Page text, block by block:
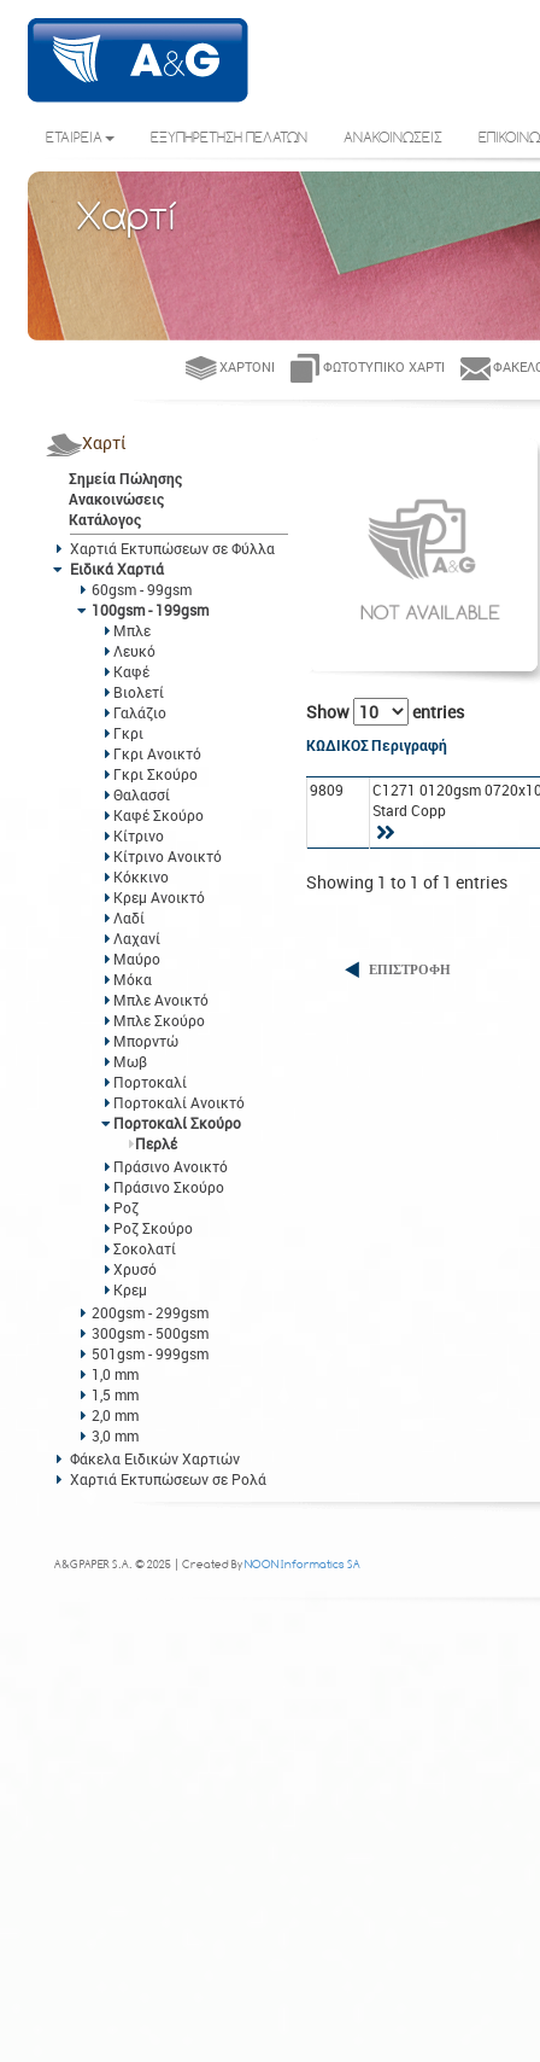
ΕΤΑΙΡΕΙΑ ΕΞΥΠΗΡΕΤΗΣΗ ΠΕΛΑΤΩΝ ΑΝΑΚΟΙΝΩΣΕΙΣ
Χαρτί
ΧΑΡΤΌΝΙ ΦΩΤΟΤΥΠΙΚΌ ΧΑΡΤΊ
Χαρτί
Σημεία Πώλησης
Ανακοινώσεις
Κατάλογος
Χαρτιά Εκτυπώσεων σε Φύλλα
Ειδικά Χαρτιά
60gsm - 99gsm
100gsm - 199gsm
Μπλε
Λευκό
Καφέ
Βιολετί
Γαλάζιο
Γκρι
Γκρι Ανοικτό
Γκρι Σκούρο
Θαλασσί
Καφέ Σκούρο
Κίτρινο
Κίτρινο Ανοικτό
Κόκκινο
Κρεμ Ανοικτό
Λαδί
Λαχανί
Μαύρο
Μόκα
Μπλε Ανοικτό
Μπλε Σκούρο
Μπορντώ
Μωβ
Πορτοκαλί
Πορτοκαλί Ανοικτό
Πορτοκαλί Σκούρο
Περλέ
Πράσινο Ανοικτό
Πράσινο Σκούρο
Ροζ
Ροζ Σκούρο
Σοκολατί
Χρυσό
Κρεμ
200gsm - 299gsm
300gsm - 500gsm
501gsm - 999gsm
1,0 mm
1,5 mm
2,0 mm
3,0 mm
Φάκελα Ειδικών Χαρτιών
Χαρτιά Εκτυπώσεων σε Ρολά
Show entries
ΚΩΔΙΚΟΣΠεριγραφή
9809
C1271 0120gsm
Stard Copp
Showing 1 to 1 of 1 entries
ΕΠΙΣΤΡΟΦΗ
A&G PAPER S.A. © 2025 | Created ByNOON Informatics SA